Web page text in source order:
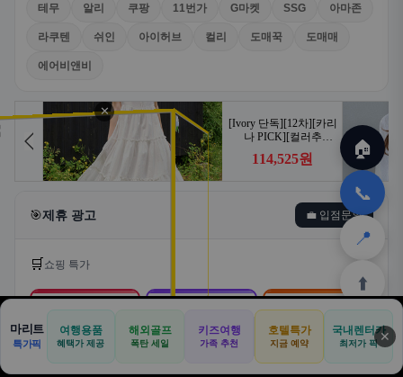
테무 알리 쿠팡 11번가 G마켓 SSG 아마존
라쿠텐 쉬인 아이허브 컬리 도매꾹 도매매
에어비앤비
🎯제휴 광고 💼 입점문의
🛒 쇼핑 특가
🛒
쿠팡
로켓배송·특가
📦
알리익스프레스
🎁
테무
초저가·무료배송
🏠
✈️
공항
⛳
📋
🛒
쿠팡
🎁
테무
🏠
📞
📍
⬆️
🏠 📝
견적
🚐
기사등록
🛒
아마존
✕
마리트
특가픽
여행용품
혜택가 제공
해외골프
폭탄 세일
키즈여행
가족 추천
호텔특가
지금 예약
국내렌터카
최저가 픽 ✕